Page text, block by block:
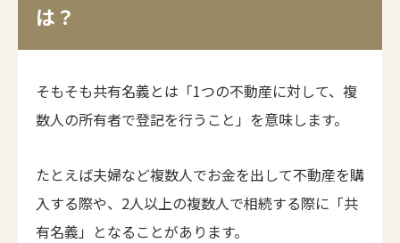
は？
そもそも共有名義とは「1つの不動産に対して、複
数人の所有者で登記を行うこと」を意味します。
たとえば夫婦など複数人でお金を出して不動産を購
入する際や、2人以上の複数人で相続する際に「共
有名義」となることがあります。